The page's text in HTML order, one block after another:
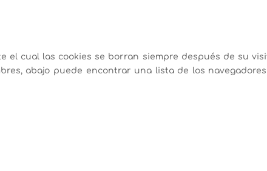
el cual las cookies se borran siempre después de su
abajo puede encontrar una lista de los